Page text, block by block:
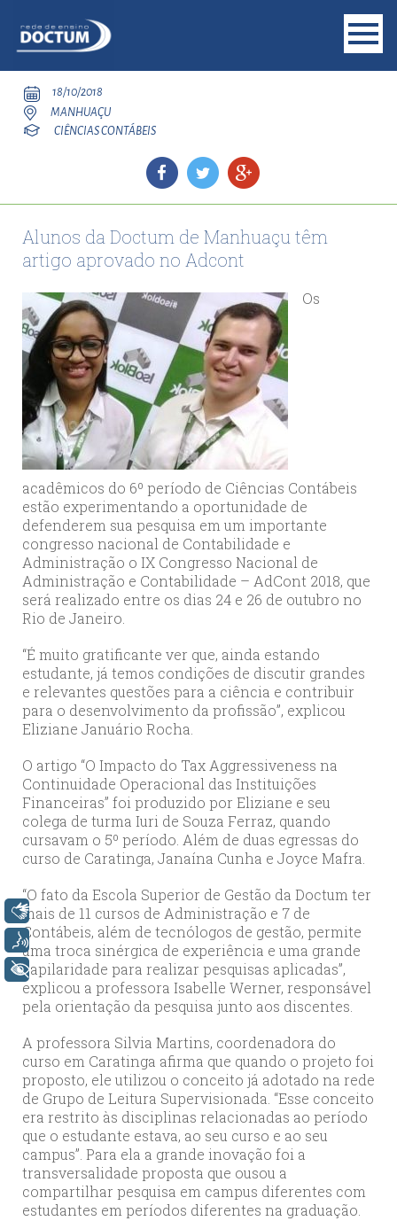
18/10/2018
MANHUAÇU
CIÊNCIAS CONTÁBEIS
Alunos da Doctum de Manhuaçu têm
artigo aprovado no Adcont
Os
acadêmicos do 6º período de Ciências Contábeis
estão experimentando a oportunidade de
defenderem sua pesquisa em um importante
congresso nacional de Contabilidade e
Administração o IX Congresso Nacional de
Administração e Contabilidade – AdCont 2018, que
será realizado entre os dias 24 e 26 de outubro no
Rio de Janeiro.
“É muito gratificante ver que, ainda estando
estudante, já temos condições de discutir grandes
e relevantes questões para a ciência e contribuir
para o desenvolvimento da profissão”, explicou
Eliziane Januário Rocha.
O artigo “O Impacto do Tax Aggressiveness na
Continuidade Operacional das Instituições
Financeiras” foi produzido por Eliziane e seu
colega de turma Iuri de Souza Ferraz, quando
cursavam o 5º período. Além de duas egressas do
curso de Caratinga, Janaína Cunha e Joyce Mafra.
“O fato da Escola Superior de Gestão da Doctum ter
mais de 11 cursos de Administração e 7 de
Contábeis, além de tecnólogos de gestão, permite
uma troca sinérgica de experiência e uma grande
capilaridade para realizar pesquisas aplicadas”,
explicou a professora Isabelle Werner, responsável
pela orientação da pesquisa junto aos discentes.
A professora Silvia Martins, coordenadora do
curso em Caratinga afirma que quando o projeto foi
proposto, ele utilizou o conceito já adotado na rede
de Grupo de Leitura Supervisionada. “Esse conceito
era restrito às disciplinas relacionadas ao período
que o estudante estava, ao seu curso e ao seu
campus”. Para ela a grande inovação foi a
transversalidade proposta que ousou a
compartilhar pesquisa em campus diferentes com
estudantes em períodos diferentes na graduação.
Libras
Voz
+ Acessibilidade